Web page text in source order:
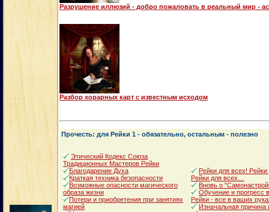
Разрушение иллюзий - добро пожаловать в реальный мир -
Разбор хорарных карт с известным исходом
Прочесть: для Рейки 1 - обязательно, остальным - полезно
Этический Кодекс Союза
Традиционных Мастеров Рейки
Благодарение Духа
Краткая техника безопасности
Возможные опасности магического
образа жизни
Потери и приобретения при занятиях
магией
Рейки для всех!
Рейки для всех…
Вновь о
Обучение и прогресс
Рейки - все в ваших
Изначальная